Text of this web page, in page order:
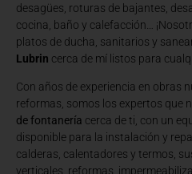
desagües, roturas de bajantes,
cocina, baño y calefacción…
platos de ducha, sanitarios y
Lubrin cerca de mí listos para
Con años de experiencia en obras
reformas, somos los expertos que
de fontanería cerca de ti, con un
disponible para la instalación y
calderas, calentadores y termos,
verticales, reformas,